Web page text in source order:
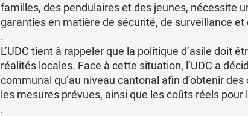
familles, des pendulaires et des jeunes, nécessite
garanties en matière de sécurité, de surveillance
.
L’UDC tient à rappeler que la politique d’asile doit
réalités locales. Face à cette situation, l’UDC a
communal qu’au niveau cantonal afin d’obtenir
les mesures prévues, ainsi que les coûts réels pour
.